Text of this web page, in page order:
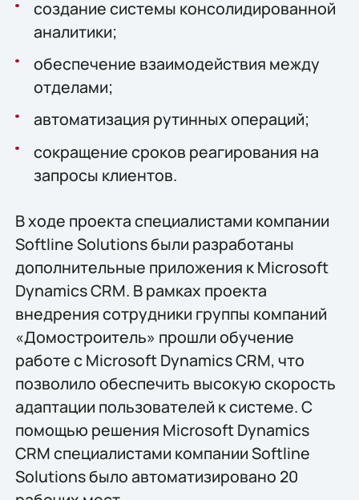
создание системы консолидированной
аналитики;
обеспечение взаимодействия между
отделами;
автоматизация рутинных операций;
сокращение сроков реагирования на
запросы клиентов.
В ходе проекта специалистами компании
Softline Solutions были разработаны
дополнительные приложения к Microsoft
Dynamics CRM. В рамках проекта
внедрения сотрудники группы компаний
«Домостроитель» прошли обучение
работе с Microsoft Dynamics CRM, что
позволило обеспечить высокую скорость
адаптации пользователей к системе. С
помощью решения Microsoft Dynamics
CRM специалистами компании Softline
Solutions было автоматизировано 20